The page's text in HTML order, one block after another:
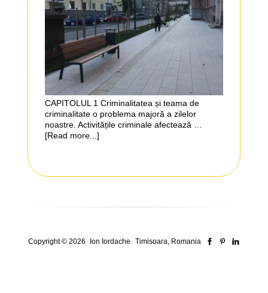
CAPITOLUL 1 Criminalitatea și teama de
criminalitate o problema majoră a zilelor
noastre. Activitățile criminale afectează …
[Read more...]
Copyright © 2026 Ion Iordache Timisoara, Romania